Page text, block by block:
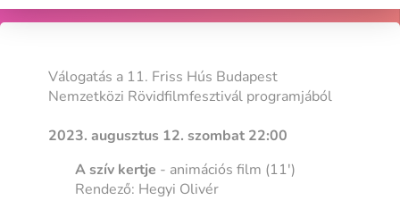
Válogatás a 11. Friss Hús Budapest
Nemzetközi Rövidfilmfesztivál programjából
2023. augusztus 12. szombat 22:00
A szív kertje - animációs film (11')
Rendező: Hegyi Olivér